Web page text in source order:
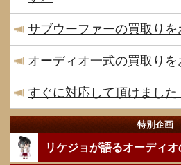
サブウーファーの買取りを
オーディオ一式の買取り
すぐに対応して頂けました
特別企画
リケジョが語るオーディ